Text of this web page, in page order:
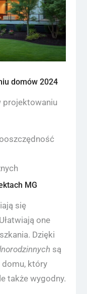
domów 2024
projektowaniu
MG
się
one
Dzięki
są
domu, który
także wygodny.